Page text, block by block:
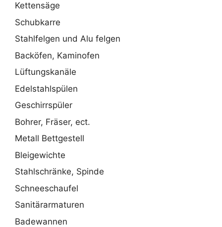
Kettensäge
Schubkarre
Stahlfelgen und Alu felgen
Backöfen, Kaminofen
Lüftungskanäle
Edelstahlspülen
Geschirrspüler
Bohrer, Fräser, ect.
Metall Bettgestell
Bleigewichte
Stahlschränke, Spinde
Schneeschaufel
Sanitärarmaturen
Badewannen